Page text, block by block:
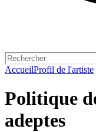
AccueilProfil de l'artiste
Politique
adeptes